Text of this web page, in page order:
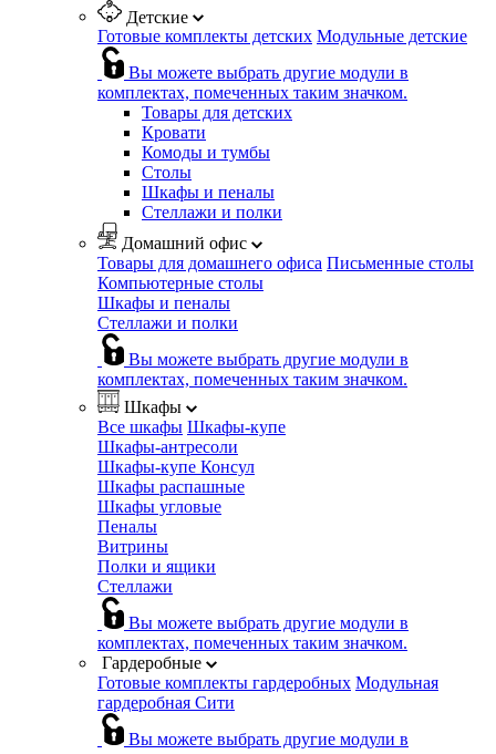
Детские
Готовые комплекты детских Модульные детские
Вы можете выбрать другие модули в
комплектах, помеченных таким значком.
Товары для детских
Кровати
Комоды и тумбы
Столы
Шкафы и пеналы
Стеллажи и полки
Домашний офис
Товары для домашнего офиса Письменные столы
Компьютерные столы
Шкафы и пеналы
Стеллажи и полки
Вы можете выбрать другие модули в
комплектах, помеченных таким значком.
Шкафы
Все шкафы Шкафы-купе
Шкафы-антресоли
Шкафы-купе Консул
Шкафы распашные
Шкафы угловые
Пеналы
Витрины
Полки и ящики
Стеллажи
Вы можете выбрать другие модули в
комплектах, помеченных таким значком.
Гардеробные
Готовые комплекты гардеробных Модульная
гардеробная Сити
Вы можете выбрать другие модули в